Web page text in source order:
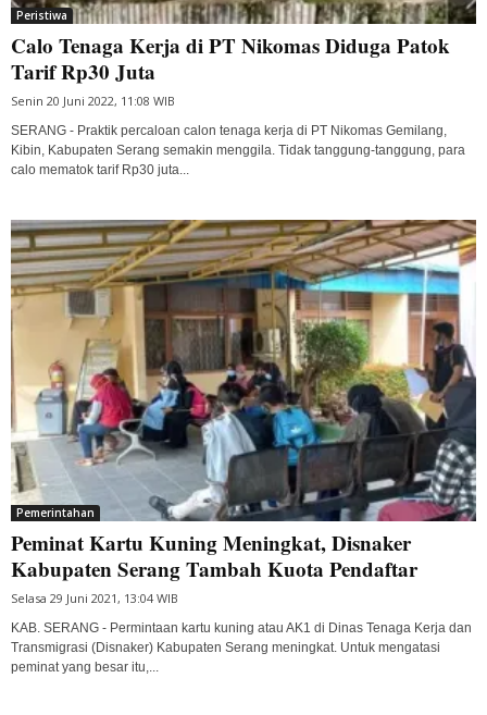
Peristiwa
Calo Tenaga Kerja di PT Nikomas Diduga Patok
Tarif Rp30 Juta
Senin 20 Juni 2022, 11:08 WIB
SERANG - Praktik percaloan calon tenaga kerja di PT Nikomas Gemilang,
Kibin, Kabupaten Serang semakin menggila. Tidak tanggung-tanggung, para
calo mematok tarif Rp30 juta...
Pemerintahan
Peminat Kartu Kuning Meningkat, Disnaker
Kabupaten Serang Tambah Kuota Pendaftar
Selasa 29 Juni 2021, 13:04 WIB
KAB. SERANG - Permintaan kartu kuning atau AK1 di Dinas Tenaga Kerja dan
Transmigrasi (Disnaker) Kabupaten Serang meningkat. Untuk mengatasi
peminat yang besar itu,...